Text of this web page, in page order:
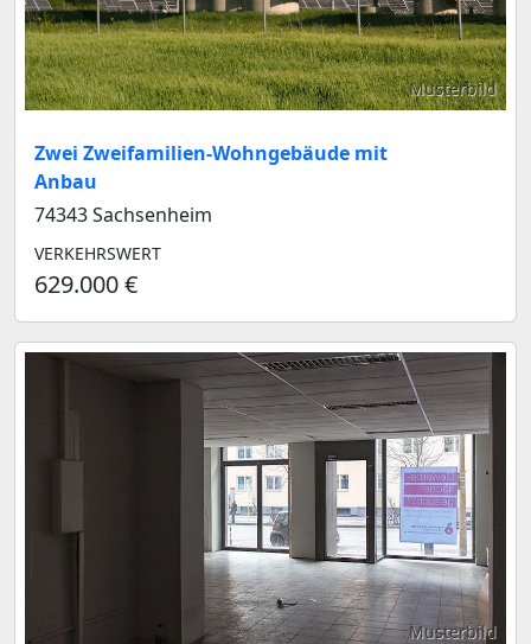
Musterbild
Zwei Zweifamilien-Wohngebäude mit
Anbau
74343 Sachsenheim
VERKEHRSWERT
629.000 €
Musterbild